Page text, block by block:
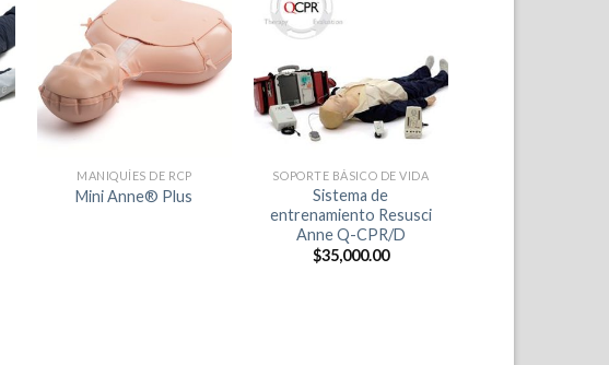
Lista de
Deseos
MANIQUÍES DE RCP
Mini Anne® Plus
Lista de
Deseos
SOPORTE BÁSICO DE VIDA
Sistema de
entrenamiento Resusci
Anne Q-CPR/D
$35,000.00